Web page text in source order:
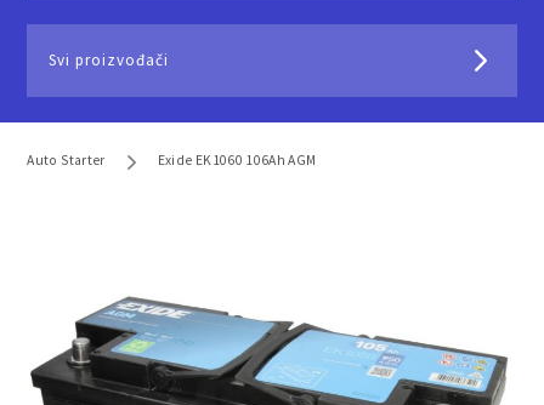
Svi proizvođači
Auto Starter Exide EK1060 106Ah AGM